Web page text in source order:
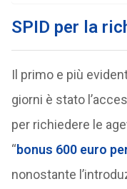
SPID per la
Il primo e più
giorni è stato
per richiedere le
“bonus 600 euro
nonostante